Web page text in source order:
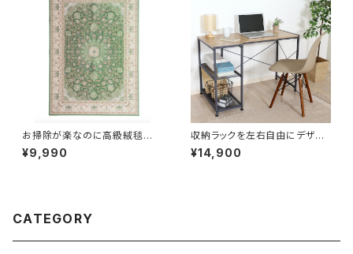
お掃除が楽なのに高級絨毯のよ
うな中世ヨーロッパデザインの
ラグ（ライトグリーン）
¥9,990
収納ラックを左右自由にデザイ
ンできる北欧モダンデスク
¥14,900
CATEGORY